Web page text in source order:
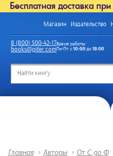
Бесплатная доставка
Магазин Издательство
8 (800) 500-42-17
books@piter.com
Время работы:
Пн-Пт: с10:00до18:00
Главная > Авторы > От С до Ф